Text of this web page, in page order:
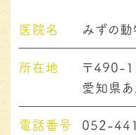
医院名 みずの動
所在地
〒490-
愛知県あ
電話番号 052-